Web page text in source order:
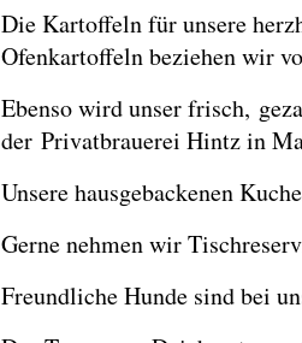
Die Kartoffeln für unsere
Ofenkartoffeln beziehen wir
Ebenso wird unser frisch,
der Privatbrauerei Hintz in
Unsere hausgebackenen
Gerne nehmen wir
Freundliche Hunde sind bei